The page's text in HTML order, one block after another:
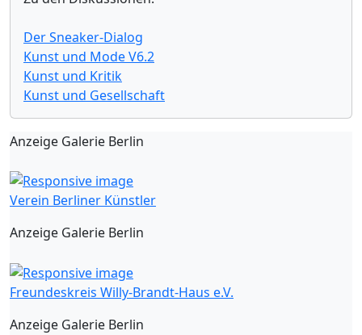
Der Sneaker-Dialog
Kunst und Mode V6.2
Kunst und Kritik
Kunst und Gesellschaft
Anzeige Galerie Berlin
Verein Berliner Künstler
Anzeige Galerie Berlin
Freundeskreis Willy-Brandt-Haus e.V.
Anzeige Galerie Berlin